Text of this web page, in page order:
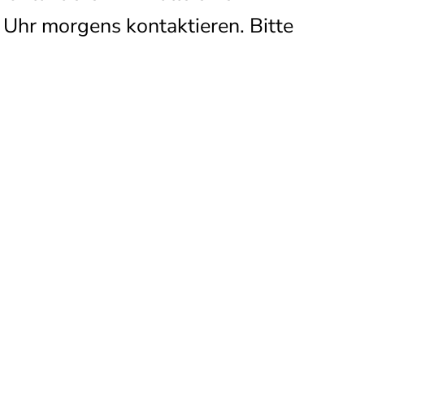
morgens kontaktieren. Bitte